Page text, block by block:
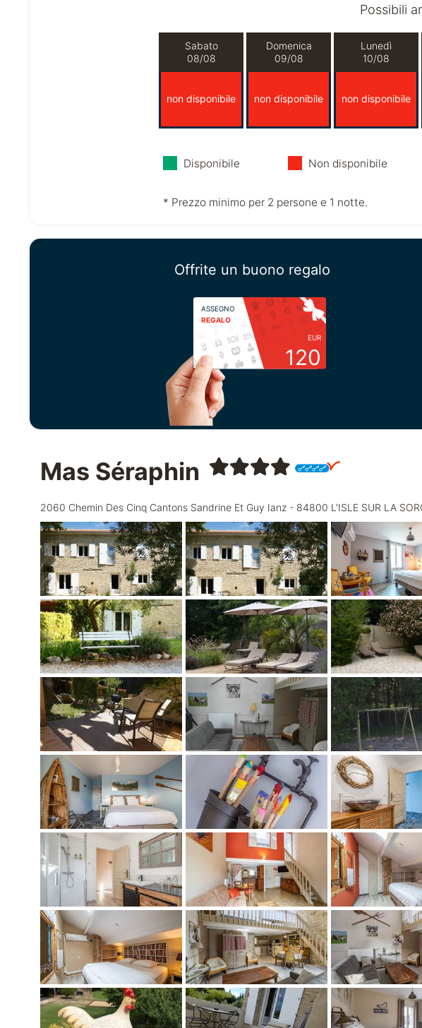
Possibili
Sabato
08/08
non disponibile
Domenica
09/08
non disponibile
Lunedì
10/08
non disponibile
Disponibile Non disponibile
* Prezzo minimo per 2 persone e 1 notte.
Offrite un buono regalo
ASSEGNO
REGALO
EUR
120
Mas Séraphin
2060 Chemin Des Cinq Cantons Sandrine Et Guy Ianz - 84800 L'ISLE SUR LA